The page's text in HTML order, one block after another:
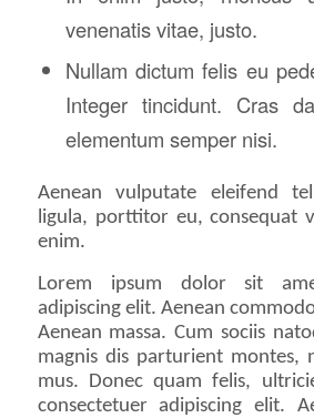
venenatis vitae, justo.
Nullam dictum felis eu
Integer tincidunt. Cras
elementum semper nisi.
Aenean vulputate eleifend
ligula, porttitor eu, consequat
enim.
Lorem ipsum dolor sit
adipiscing elit. Aenean
Aenean massa. Cum sociis
magnis dis parturient montes,
mus. Donec quam felis,
consectetuer adipiscing elit.